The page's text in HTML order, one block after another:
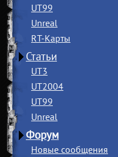
UT99
Unreal
RT-Карты
Статьи
UT3
UT2004
UT99
Unreal
Форум
Новые сообщения